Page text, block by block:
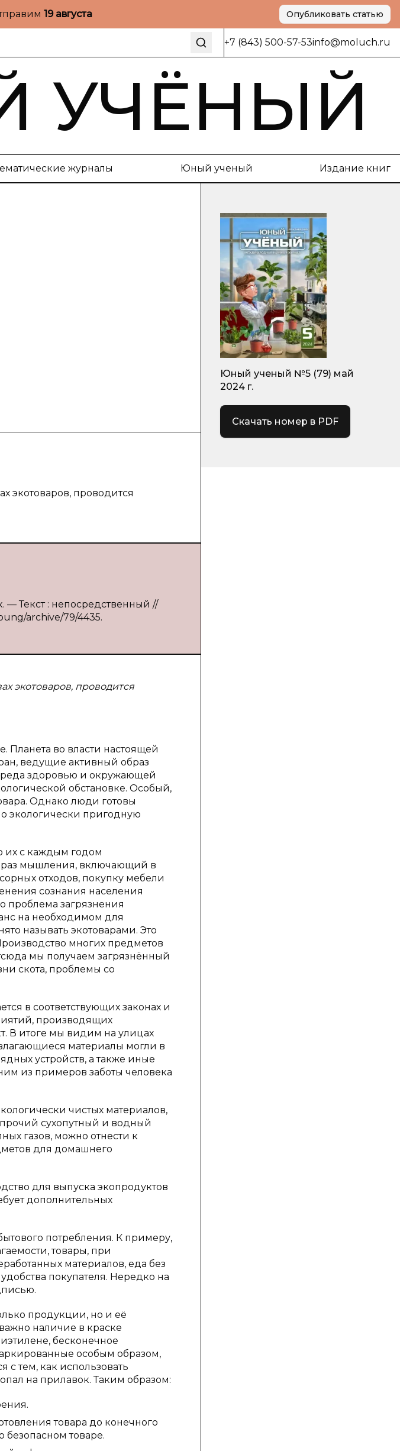
19 августа Опубликовать статью
+7 (843) 500-57-53info@moluch.ru
УЧЁНЫЙ
журналы Юный ученый Издание книг
экотоваров, проводится
Текст : непосредственный //
archive/79/4435.
экотоваров, проводится
Планета во власти настоящей
ведущие активный образ
здоровью и окружающей
обстановке. Особый,
Однако люди готовы
экологически пригодную
их с каждым годом
мышления, включающий в
отходов, покупку мебели
сознания населения
проблема загрязнения
на необходимом для
называть экотоварами. Это
многих предметов
мы получаем загрязнённый
скота, проблемы со
в соответствующих законах и
производящих
В итоге мы видим на улицах
материалы могли в
устройств, а также иные
из примеров заботы человека
чистых материалов,
сухопутный и водный
газов, можно отнести к
для домашнего
для выпуска экопродуктов
дополнительных
потребления. К примеру,
товары, при
материалов, еда без
покупателя. Нередко на
продукции, но и её
наличие в краске
бесконечное
особым образом,
с тем, как использовать
на прилавок. Таким образом:
товара до конечного
безопасном товаре.
Юный ученый №5 (79) май
2024 г.
Скачать номер в PDF